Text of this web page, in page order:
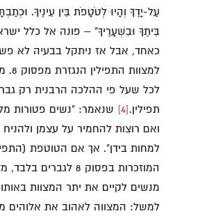
עַל-יָדֶךָ וְהָיוּ לְטֹטָפֹת בֵּין עֵינֶיךָ.
בֵּיתֶךָ וּבִשְׁעָרֶיךָ" – פונה אל כלל
כאחד, אבל אז ניתקל בבעיה לא
לכל שעל פי ההלכה הרבנית רק
תפילין.[4]
שנאמר: "נשים פטורות
ואם רוצות להחמיר על עצמן ולהניח
למחות בידן". אך אם הטוטפת
המוזכרות בפסוק 8
מנשים לקיים את יתר המצוות
למשל: המצווה לאהוב את אלוהים